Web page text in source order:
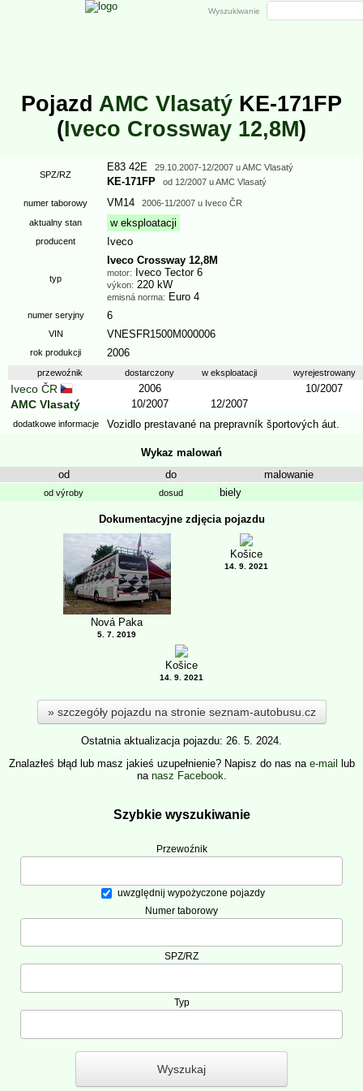
Pojazd AMC Vlasatý KE-171FP
(Iveco Crossway 12,8M)
SPZ/RZ
E83 42E 29.10.2007-12/2007 u AMC Vlasatý
KE-171FP od 12/2007 u AMC Vlasatý
numer taborowy VM14 2006-11/2007 u Iveco ČR
aktualny stan
w eksploatacji
producent Iveco
typ
Iveco Crossway 12,8M
motor: Iveco Tector 6
výkon: 220 kW
emisná norma: Euro 4
numer seryjny 6
VIN VNESFR1500M000006
rok produkcji 2006
przewoźnik dostarczony w eksploatacji wyrejestrowany
Iveco ČR 2006 10/2007
AMC Vlasatý 10/2007 12/2007
dodatkowe informacje Vozidlo prestavané na prepravník športových áut.
Wykaz malowań
od
do malowanie
od výroby dosud biely
Dokumentacyjne zdjęcia pojazdu
Nová Paka
5. 7. 2019
Košice
14. 9. 2021
Košice
14. 9. 2021
szczegóły pojazdu na stronie seznam-autobusu.cz
Ostatnia aktualizacja pojazdu: 26. 5. 2024.
Znalazłeś błąd lub masz jakieś uzupełnienie? Napisz do nas na e-mail
lub
na nasz Facebook.
Szybkie wyszukiwanie
Przewoźnik
uwzględnij wypożyczone pojazdy
Numer taborowy
SPZ/RZ
Typ
Wyszukiwanie